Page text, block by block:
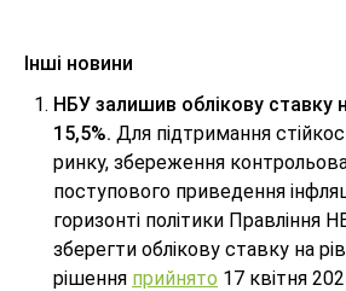
Інші новини
НБУ залишив облікову ставку
15,5%. Для підтримання
ринку, збереження
поступового приведення
горизонті політики Правління
зберегти облікову ставку на
рішення прийнято 17 квітня